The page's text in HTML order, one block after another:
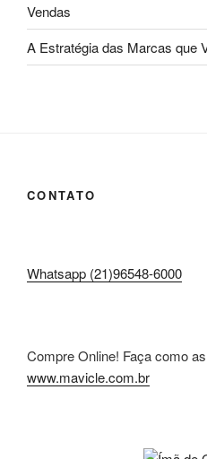
Vendas
A Estratégia das Marcas que
CONTATO
Whatsapp (21)96548-6000
Compre Online! Faça como
www.mavicle.com.br